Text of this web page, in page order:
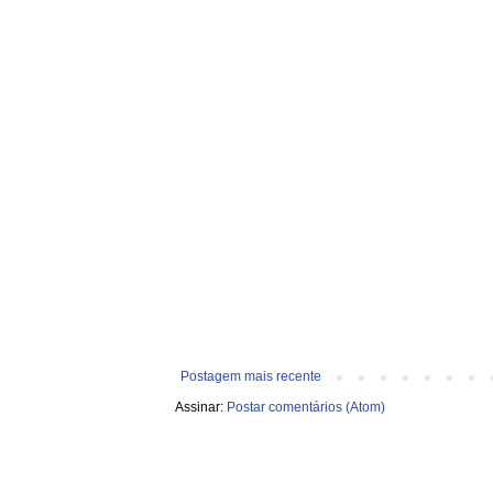
Postagem mais recente
Assinar: Postar comentários (Atom)